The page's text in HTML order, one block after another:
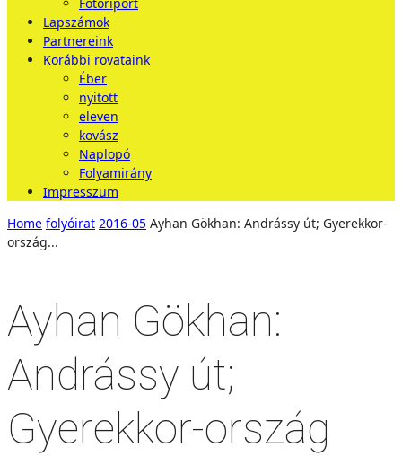
Lapszámok
Partnereink
Korábbi rovataink
Éber
nyitott
eleven
kovász
Naplopó
Folyamirány
Impresszum
Home folyóirat 2016-05 Ayhan Gökhan: Andrássy út; Gyerekkor-
ország...
Ayhan Gökhan:
Andrássy út;
Gyerekkor-ország